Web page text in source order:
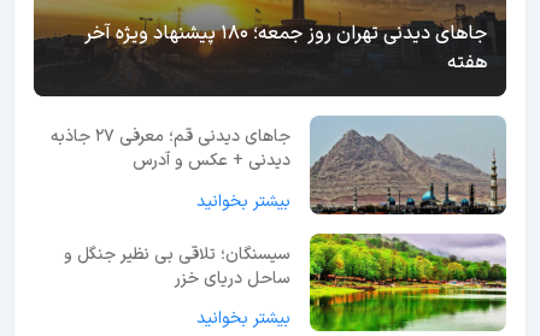
جاهای دیدنی تهران روز جمعه؛ 180 پیشنهاد ویژه آخر
هفته
جاهای دیدنی قم؛ معرفی 27 جاذبه
دیدنی + عکس و آدرس
بیشتر بخوانید
سیسنگان؛ تلاقی بی نظیر جنگل و
ساحل دریای خزر
بیشتر بخوانید